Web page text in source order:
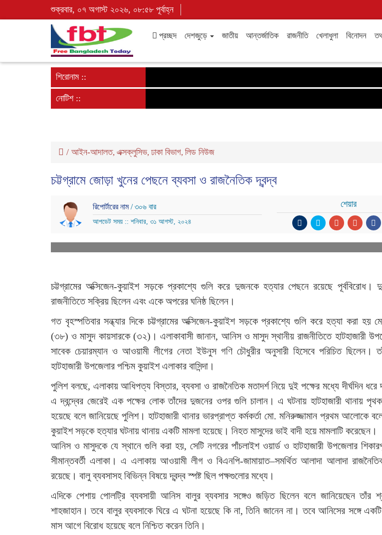
শুক্রবার, ০৭ অগাস্ট ২০২৬, ০৮:৫৮ পূর্বাহ্ন
প্রচ্ছদ দেশজুড়ে জাতীয় আন্তর্জাতিক রাজনীতি খেলাধুলা বিনোদন
শিরোনাম ::
নোটিশ ::
/ আইন-আদালত, এক্সক্লুসিভ, ঢাকা বিভাগ, লিড নিউজ
চট্টগ্রামে জোড়া খুনের পেছনে ব্যবসা ও রাজনৈতিক দ্বন্দ্ব
রিপোর্টারের নাম/ ৩০৬ বার
আপডেট সময় :: শনিবার, ৩১ আগস্ট, ২০২৪
শেয়ার
চট্টগ্রামের অক্সিজেন-কুয়াইশ সড়কে প্রকাশ্যে গুলি করে দুজনকে হত্যার পেছনে রয়েছে পূর্ববিরোধ।
রাজনীতিতে সক্রিয় ছিলেন এবং একে অপরের ঘনিষ্ঠ ছিলেন।
গত বৃহস্পতিবার সন্ধ্যার দিকে চট্টগ্রামের অক্সিজেন-কুয়াইশ সড়কে প্রকাশ্যে গুলি করে হত্যা করা হয়
(৩৮) ও মাসুদ কায়সারকে (৩২)। এলাকাবাসী জানান, আনিস ও মাসুদ স্থানীয় রাজনীতিতে হাটহাজারী
সাবেক চেয়ারম্যান ও আওয়ামী লীগের নেতা ইউনুস গণি চৌধুরীর অনুসারী হিসেবে পরিচিত ছিলেন।
হাটহাজারী উপজেলার পশ্চিম কুয়াইশ এলাকার বাসিন্দা।
পুলিশ বলছে, এলাকায় আধিপত্য বিস্তার, ব্যবসা ও রাজনৈতিক মতাদর্শ নিয়ে দুই পক্ষের মধ্যে দীর্ঘদিন ধরে
এ দ্বন্দ্বের জেরেই এক পক্ষের লোক তাঁদের দুজনের ওপর গুলি চালান। এ ঘটনায় হাটহাজারী থানায়
হয়েছে বলে জানিয়েছে পুলিশ। হাটহাজারী থানার ভারপ্রাপ্ত কর্মকর্তা মো. মনিরুজ্জামান প্রথম আলোকে
কুয়াইশ সড়কে হত্যার ঘটনায় থানায় একটি মামলা হয়েছে। নিহত মাসুদের ভাই বাদী হয়ে মামলাটি করেছেন।
আনিস ও মাসুদকে যে স্থানে গুলি করা হয়, সেটি নগরের পাঁচলাইশ ওয়ার্ড ও হাটহাজারী উপজেলার
সীমান্তবর্তী এলাকা। এ এলাকায় আওয়ামী লীগ ও বিএনপি-জামায়াত–সমর্থিত আলাদা আলাদা
রয়েছে। বালু ব্যবসাসহ বিভিন্ন বিষয়ে দ্বন্দ্ব স্পষ্ট ছিল পক্ষগুলোর মধ্যে।
এদিকে পেশায় পোলট্রি ব্যবসায়ী আনিস বালুর ব্যবসার সঙ্গেও জড়িত ছিলেন বলে জানিয়েছেন তাঁর
শাহজাহান। তবে বালুর ব্যবসাকে ঘিরে এ ঘটনা হয়েছে কি না, তিনি জানেন না। তবে আনিসের সঙ্গে
মাস আগে বিরোধ হয়েছে বলে নিশ্চিত করেন তিনি।